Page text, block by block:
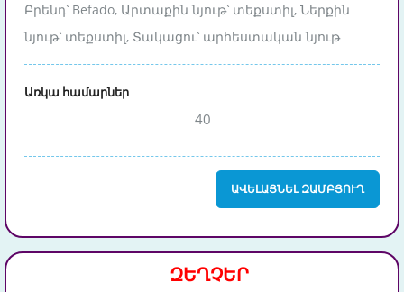
Բրենդ՝ Befado, Արտաքին նյութ՝ տեքստիլ, Ներքին
նյութ՝ տեքստիլ, Տակացու՝ արհեստական նյութ
Առկա համարներ
40
ԱՎԵԼԱՑՆԵԼ ԶԱՄԲՅՈՒՂ
ԶԵՂՉԵՐ